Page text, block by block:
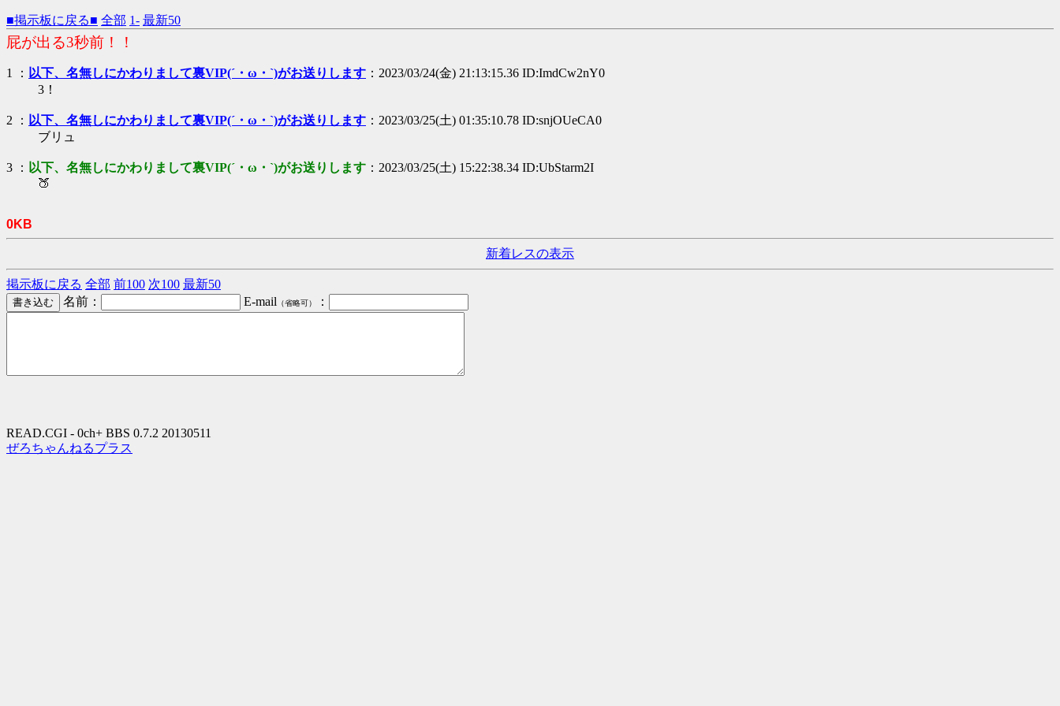
■掲示板に戻る■ 全部 1- 最新50
屁が出る3秒前！！
1 ： 以下、名無しにかわりまして裏VIP(´・ω・`)がお送りします ：2023/03/24(金) 21:13:15.36 ID:ImdCw2nY0
3！
2 ： 以下、名無しにかわりまして裏VIP(´・ω・`)がお送りします ：2023/03/25(土) 01:35:10.78 ID:snjOUeCA0
ブリュ
3 ： 以下、名無しにかわりまして裏VIP(´・ω・`)がお送りします ：2023/03/25(土) 15:22:38.34 ID:UbStarm2I
🍑
0KB
新着レスの表示
掲示板に戻る 全部 前100 次100 最新50
名前：
E-mail （省略可） ：
READ.CGI - 0ch+ BBS 0.7.2 20130511
ぜろちゃんねるプラス